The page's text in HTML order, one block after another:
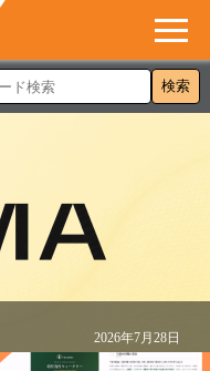
検索
2026年7月28日